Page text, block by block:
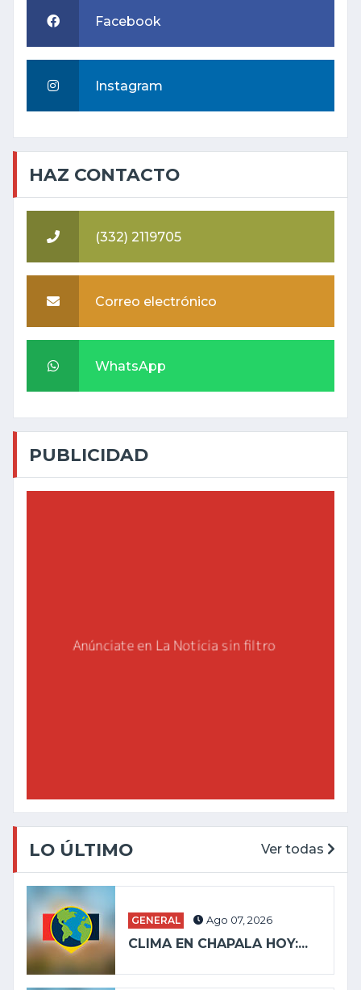
Facebook
Instagram
HAZ CONTACTO
(332) 2119705
Correo electrónico
WhatsApp
PUBLICIDAD
LO ÚLTIMO Ver todas
GENERAL Ago 07, 2026
CLIMA EN CHAPALA HOY:...